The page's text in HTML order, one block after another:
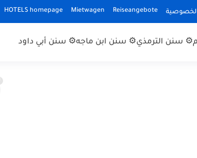
Reiseangebote
Mietwagen
HOTELS homepage
⚙ سنن الترمذي⚙ سنن ابن ماجه⚙ سنن أبي داود